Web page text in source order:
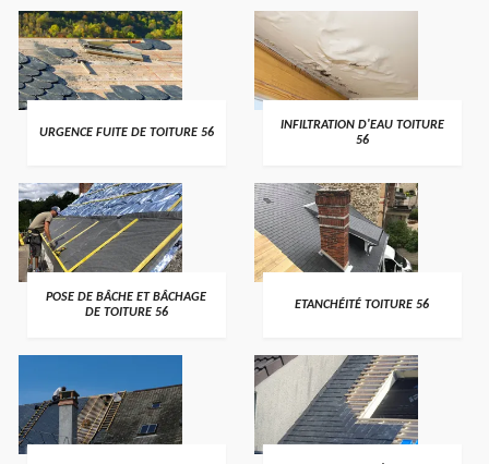
>
URGENCE FUITE DE TOITURE 56 >
INFILTRATION D'EAU TOITURE
56
>
POSE DE BÂCHE ET BÂCHAGE
DE TOITURE 56
>
ETANCHÉITÉ TOITURE 56